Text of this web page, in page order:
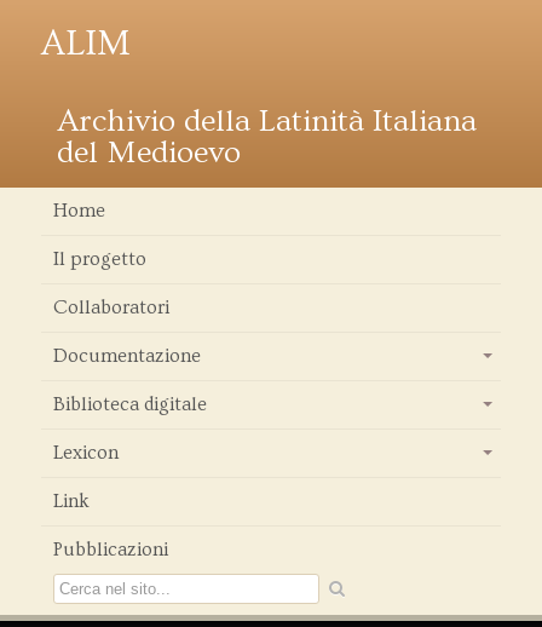
ALIM
Archivio della Latinità Italiana
del Medioevo
Home
Il progetto
Collaboratori
Documentazione
Biblioteca digitale
Lexicon
Link
Pubblicazioni